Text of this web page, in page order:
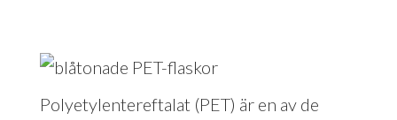
Polyetylentereftalat (PET) är en av de